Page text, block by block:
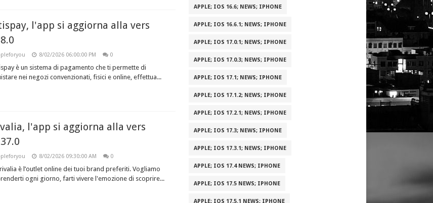
l'app si aggiorna alla vers
8/02/2026 06:00:00 PM 0
è un sistema di pagamento che ti permette di
nei negozi convenzionati, fisici e online, effettua...
l'app si aggiorna alla vers
8/02/2026 09:30:00 AM 0
è l’outlet online dei tuoi brand preferiti. Vogliamo
ogni giorno, farti vivere l'emozione di scoprire...
APPLE; IOS 16.6; NEWS; IPHONE
APPLE; IOS 16.6.1; NEWS; IPHONE
APPLE; IOS 17.0.1; NEWS; IPHONE
APPLE; IOS 17.0.3; NEWS; IPHONE
APPLE; IOS 17.1; NEWS; IPHONE
APPLE; IOS 17.1.2; NEWS; IPHONE
APPLE; IOS 17.2.1; NEWS; IPHONE
APPLE; IOS 17.3; NEWS; IPHONE
APPLE; IOS 17.3.1; NEWS; IPHONE
APPLE; IOS 17.4 NEWS; IPHONE
APPLE; IOS 17.5 NEWS; IPHONE
APPLE; IOS 17.5.1 NEWS; IPHONE